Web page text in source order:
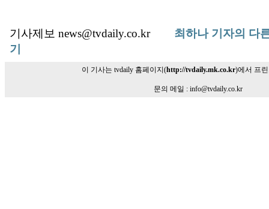
기사제보 news@tvdaily.co.kr 최하나 기자의 다
기
이 기사는 tvdaily 홈페이지(http://tvdaily.mk.co.kr)에서 프
문의 메일 : info@tvdaily.co.kr